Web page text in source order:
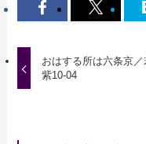
おはする所は六条京／
紫10-04